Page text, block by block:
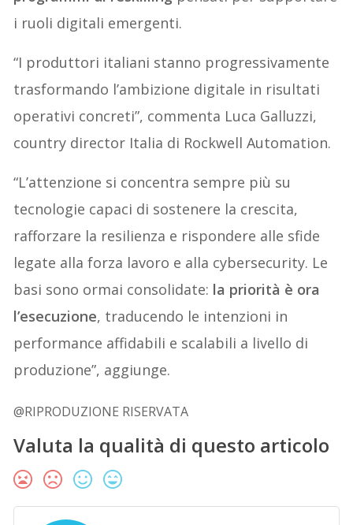
i ruoli digitali emergenti.
“I produttori italiani stanno progressivamente
trasformando l’ambizione digitale in risultati
operativi concreti”, commenta Luca Galluzzi,
country director Italia di Rockwell Automation.
“L’attenzione si concentra sempre più su
tecnologie capaci di sostenere la crescita,
rafforzare la resilienza e rispondere alle sfide
legate alla forza lavoro e alla cybersecurity. Le
basi sono ormai consolidate: la priorità è ora
l’esecuzione, traducendo le intenzioni in
performance affidabili e scalabili a livello di
produzione”, aggiunge.
@RIPRODUZIONE RISERVATA
Valuta la qualità di questo articolo